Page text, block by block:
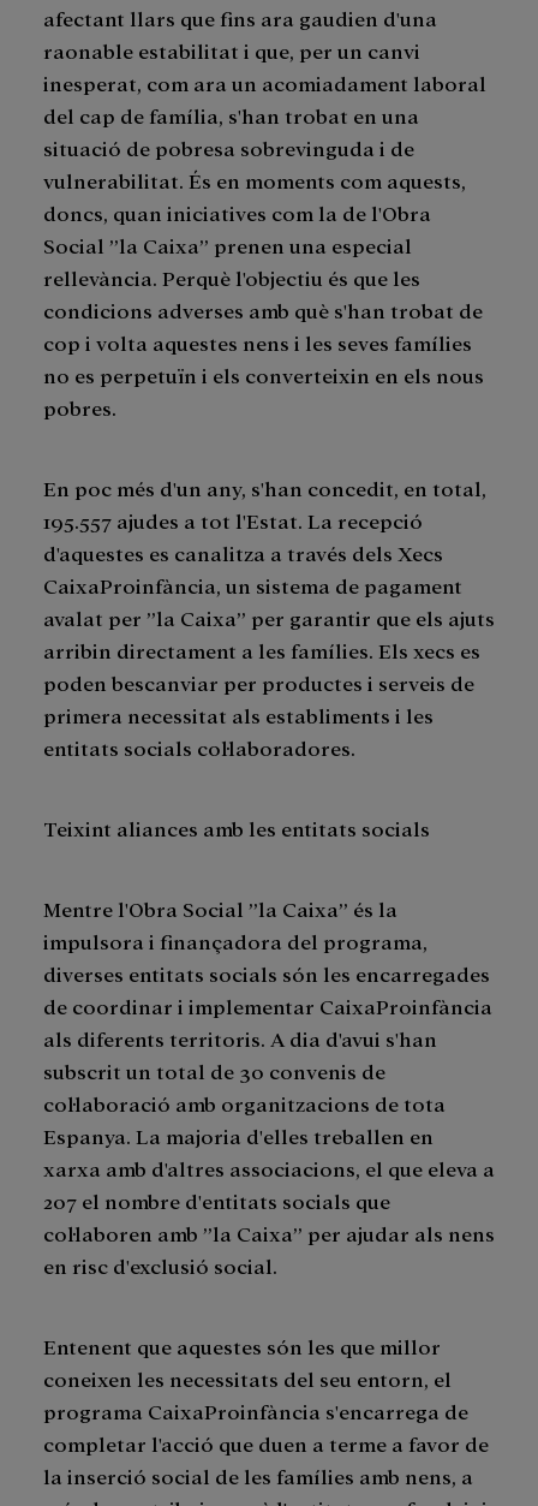
afectant llars que fins ara gaudien d'una
raonable estabilitat i que, per un canvi
inesperat, com ara un acomiadament laboral
del cap de família, s'han trobat en una
situació de pobresa sobrevinguda i de
vulnerabilitat. És en moments com aquests,
doncs, quan iniciatives com la de l'Obra
Social ”la Caixa” prenen una especial
rellevància. Perquè l'objectiu és que les
condicions adverses amb què s'han trobat de
cop i volta aquestes nens i les seves famílies
no es perpetuïn i els converteixin en els nous
pobres.
En poc més d'un any, s'han concedit, en total,
195.557 ajudes a tot l'Estat. La recepció
d'aquestes es canalitza a través dels Xecs
CaixaProinfància, un sistema de pagament
avalat per ”la Caixa” per garantir que els ajuts
arribin directament a les famílies. Els xecs es
poden bescanviar per productes i serveis de
primera necessitat als establiments i les
entitats socials col·laboradores.
Teixint aliances amb les entitats socials
Mentre l'Obra Social ”la Caixa” és la
impulsora i finançadora del programa,
diverses entitats socials són les encarregades
de coordinar i implementar CaixaProinfància
als diferents territoris. A dia d'avui s'han
subscrit un total de 30 convenis de
col·laboració amb organitzacions de tota
Espanya. La majoria d'elles treballen en
xarxa amb d'altres associacions, el que eleva a
207 el nombre d'entitats socials que
col·laboren amb ”la Caixa” per ajudar als nens
en risc d'exclusió social.
Entenent que aquestes són les que millor
coneixen les necessitats del seu entorn, el
programa CaixaProinfància s'encarrega de
completar l'acció que duen a terme a favor de
la inserció social de les famílies amb nens, a